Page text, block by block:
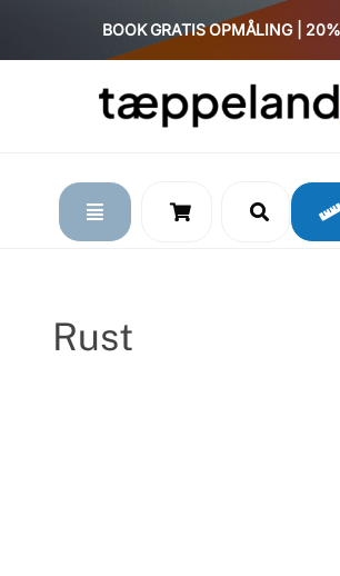
content
BOOK GRATIS OPMÅLING |
Rust